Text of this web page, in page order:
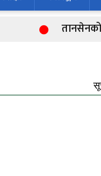
तानसेनको